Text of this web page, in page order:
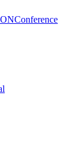
Conference